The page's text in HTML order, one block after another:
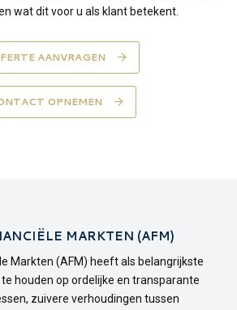
wat dit voor u als klant betekent.
AANVRAGEN
OPNEMEN
MARKTEN (AFM)
Markten (AFM) heeft als belangrijkste
houden op ordelijke en transparante
zuivere verhoudingen tussen